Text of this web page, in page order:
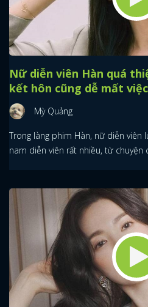
Nữ diễn viên Hàn quá
kết hôn cũng dễ mất việc
Mỳ Quảng
Trong làng phim Hàn, nữ diễn viên
nam diễn viên rất nhiều, từ chuyện